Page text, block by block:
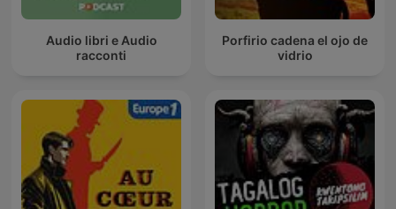
Audio libri e Audio
racconti
Porfirio cadena el ojo de
vidrio